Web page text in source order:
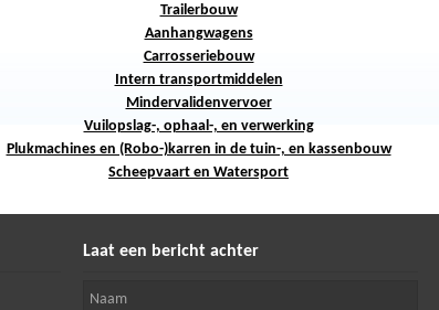
Trailerbouw
Aanhangwagens
Carrosseriebouw
Intern transportmiddelen
Mindervalidenvervoer
Vuilopslag-, ophaal-, en verwerking
Plukmachines en (Robo-)karren in de tuin-, en kassenbouw
Scheepvaart en Watersport
Laat een bericht achter